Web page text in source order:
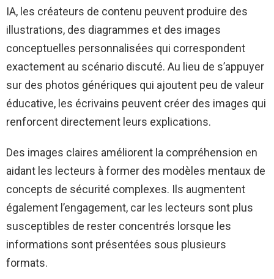
IA, les créateurs de contenu peuvent produire des
illustrations, des diagrammes et des images
conceptuelles personnalisées qui correspondent
exactement au scénario discuté. Au lieu de s’appuyer
sur des photos génériques qui ajoutent peu de valeur
éducative, les écrivains peuvent créer des images qui
renforcent directement leurs explications.
Des images claires améliorent la compréhension en
aidant les lecteurs à former des modèles mentaux de
concepts de sécurité complexes. Ils augmentent
également l’engagement, car les lecteurs sont plus
susceptibles de rester concentrés lorsque les
informations sont présentées sous plusieurs
formats.